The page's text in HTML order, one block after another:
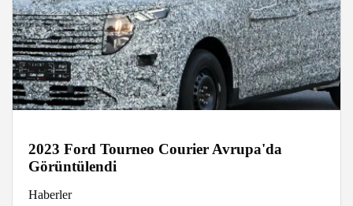
2023 Ford Tourneo Courier Avrupa'da
Görüntülendi
Haberler